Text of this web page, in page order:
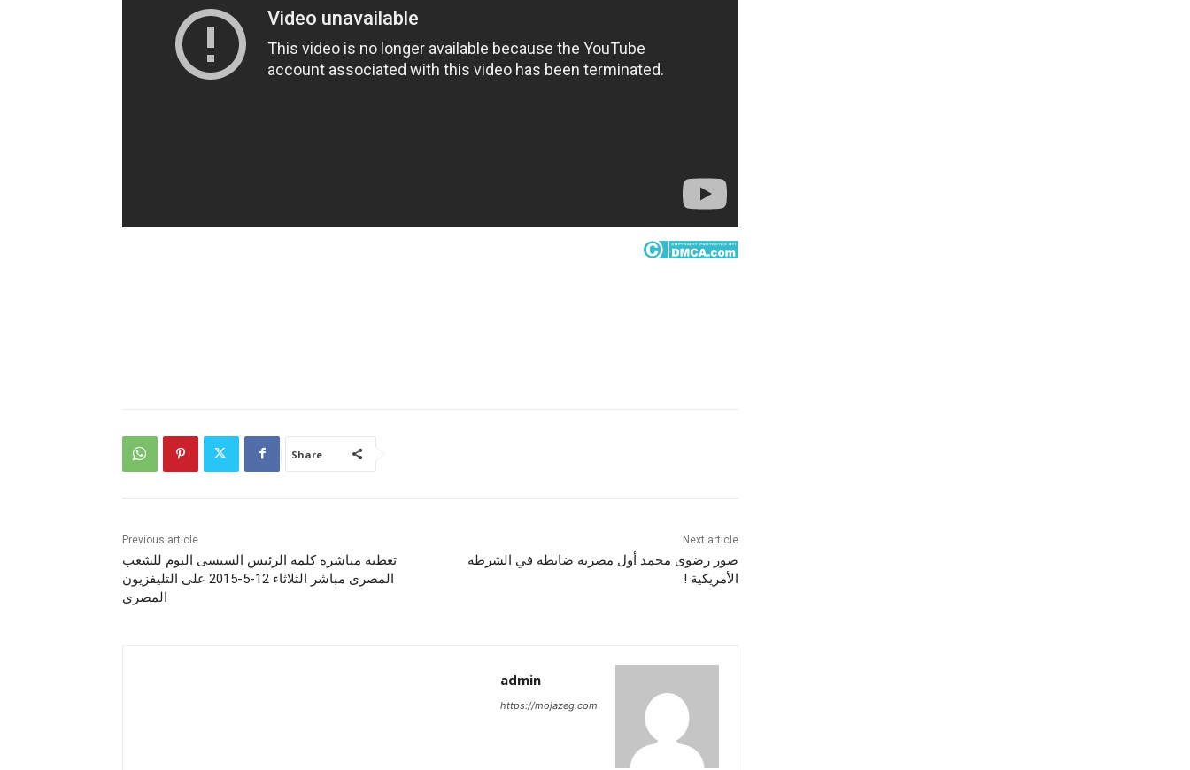
Share
Previous article
تغطية مباشرة كلمة الرئيس السيسى اليوم للشعب
المصرى مباشر الثلاثاء 12-5-2015 على التليفزيون
المصرى
Next article
صور رضوى محمد أول مصرية ضابطة في الشرطة
الأمريكية !
admin
https://mojazeg.com